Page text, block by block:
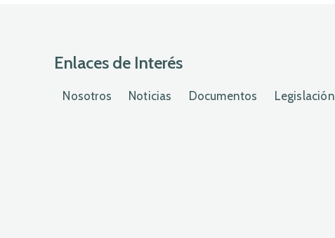
Enlaces de Interés
Nosotros Noticias Documentos Legislación